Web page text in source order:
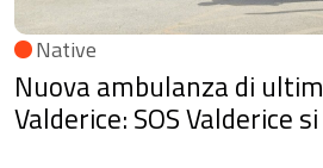
Native
Nuova ambulanza di
Valderice: SOS Valderice